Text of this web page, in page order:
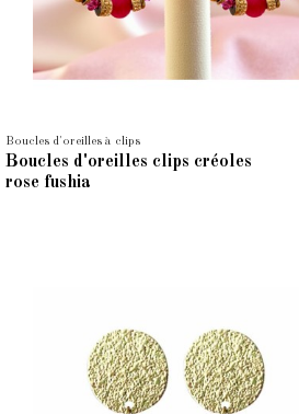
Boucles d'oreilles à clips
Boucles d'oreilles clips créoles
rose fushia